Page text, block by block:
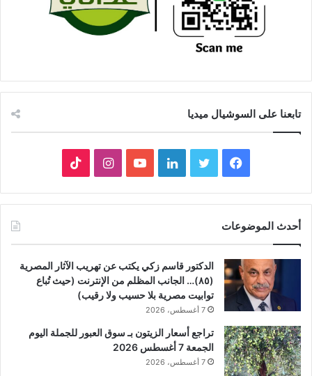
تابعنا على السوشيال ميديا
فيسبوك تويتر لينكدإنيوتيوبانستقرام
أحدث الموضوعات
الدكتور قاسم زكي يكتب عن تهريب الآثار المصرية
(٨٥)… الجانب المظلم من الإنترنت (حيث تُباع
توابيت مصرية بلا حسيب ولا رقيب)
7 أغسطس، 2026
تراجع أسعار الزيتون بـ سوق العبور للجملة اليوم
الجمعة 7 أغسطس 2026
7 أغسطس، 2026